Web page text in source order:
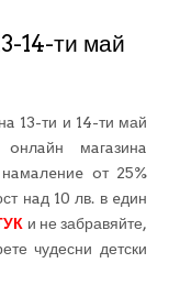
14-ти май
13-ти и 14-ти май
мaгaзинa
oт 25%
нaд 10 лв. в eдин
и не забравяйте,
чудесни детски